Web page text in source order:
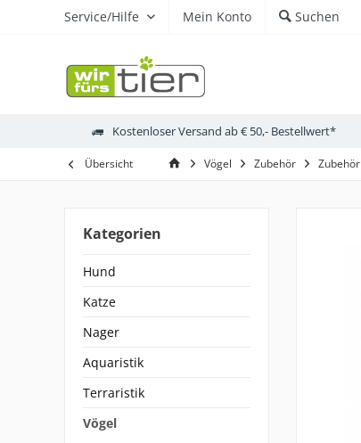
Service/Hilfe Mein Konto Suchen
Kostenloser Versand ab € 50,- Bestellwert*
Übersicht Vögel Zubehör Zubehör
Kategorien
Hund
Katze
Nager
Aquaristik
Terraristik
Vögel